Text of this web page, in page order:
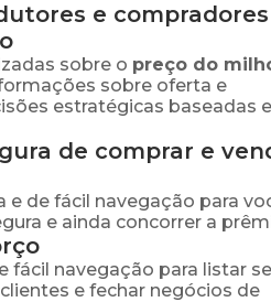
e
sobre o preço do
sobre oferta e
estratégicas baseadas
de comprar e
e de fácil navegação para
e ainda concorrer a
navegação para listar
e fechar negócios de